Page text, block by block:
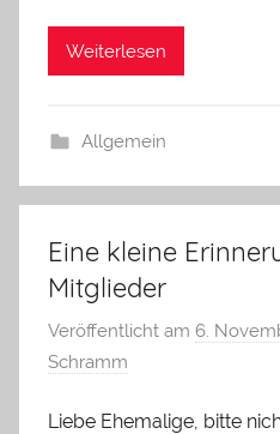
Weiterlesen
Allgemein
Eine kleine
Mitglieder
Veröffentlicht am 6.
Schramm
Liebe Ehemalige, bitte